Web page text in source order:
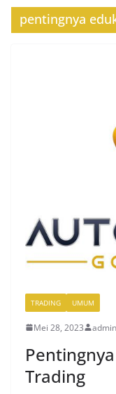
pentingnya
TRADING UMUM
Mei 28, 2023 admin
Trading